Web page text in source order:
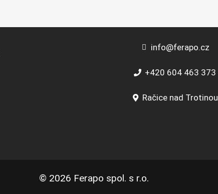
info@ferapo.cz
+420 604 463 373
Račice nad Trotinou
© 2026 Ferapo spol. s r.o.